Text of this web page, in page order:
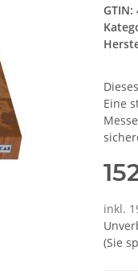
GTIN:
Eine
inkl.
(Sie